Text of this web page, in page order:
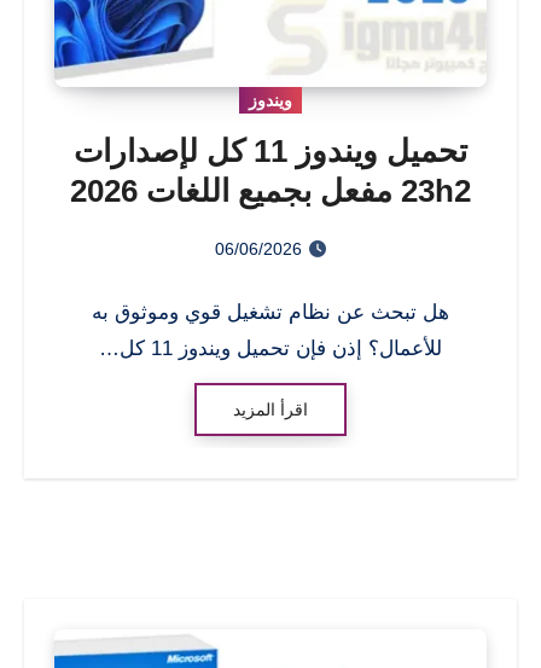
ويندوز
تحميل ويندوز 11 كل لإصدارات
23h2 مفعل بجميع اللغات 2026
06/06/2026
هل تبحث عن نظام تشغيل قوي وموثوق به
للأعمال؟ إذن فإن تحميل ويندوز 11 كل…
اقرأ المزيد